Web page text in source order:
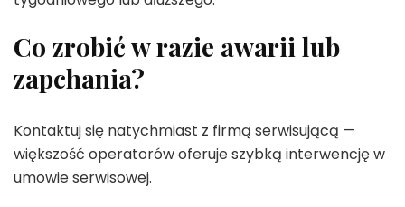
Co zrobić w razie awarii lub
zapchania?
Kontaktuj się natychmiast z firmą serwisującą —
większość operatorów oferuje szybką interwencję w
umowie serwisowej.